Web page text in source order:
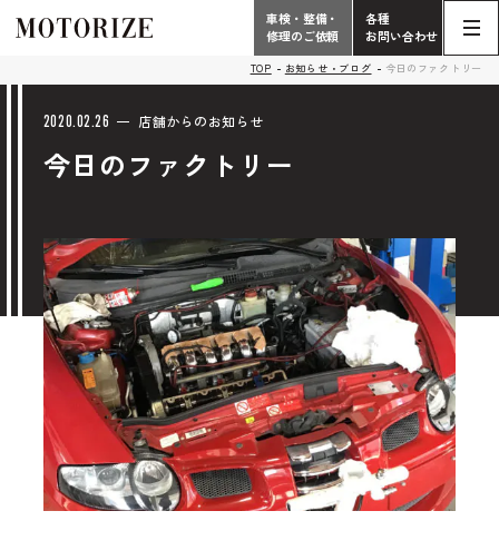
こだわり
輸入車買取査定依頼
中古車販売・在庫車情報
車検・整備・修理のご依頼
中古車探しのご依頼/その他
お問い合わせフォーム
Phone
058-247-7733
タップで電話がかかります
お問い合わせ総合
058-247-8001
タップで電話がかかります
Contact Form
Contact
車検・整備・
修理のご依頼
各種
お問い合わせ
TOP お知らせ・ブログ 今日のファクトリー
2020.02.26 店舗からのお知らせ
今日のファクトリー